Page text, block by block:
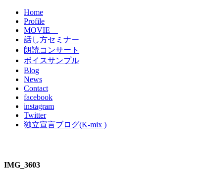
Home
Profile
MOVIE
話し方セミナー
朗読コンサート
ボイスサンプル
Blog
News
Contact
facebook
instagram
Twitter
独立宣言ブログ(K-mix )
IMG_3603